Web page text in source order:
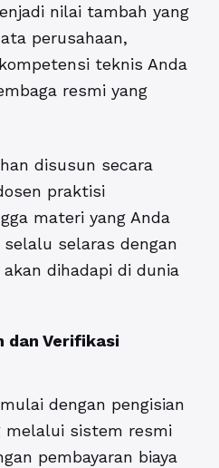
nilai tambah yang
perusahaan,
teknis Anda
resmi yang
disusun secara
praktisi
materi yang Anda
selaras dengan
dihadapi di dunia
dan Verifikasi
dengan pengisian
melalui sistem resmi
pembayaran biaya